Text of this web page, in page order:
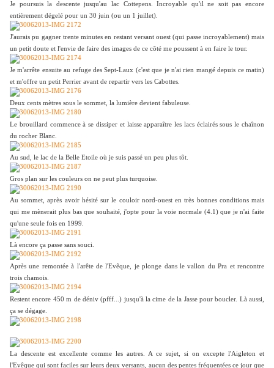
Je poursuis la descente jusqu'au lac Cottepens. Incroyable qu'il ne soit pas encore
entièrement dégelé pour un 30 juin (ou un 1 juillet).
J'aurais pu gagner trente minutes en restant versant ouest (qui passe incroyablement) mais
un petit doute et l'envie de faire des images de ce côté me poussent à en faire le tour.
Je m'arrête ensuite au refuge des Sept-Laux (c'est que je n'ai rien mangé depuis ce matin)
et m'offre un petit Perrier avant de repartir vers les Cabottes.
Deux cents mètres sous le sommet, la lumière devient fabuleuse.
Le brouillard commence à se dissiper et laisse apparaître les lacs éclairés sous le chaînon
du rocher Blanc.
Au sud, le lac de la Belle Etoile où je suis passé un peu plus tôt.
Gros plan sur les couleurs on ne peut plus turquoise.
Au sommet, après avoir hésité sur le couloir nord-ouest en très bonnes conditions mais
qui me mènerait plus bas que souhaité, j'opte pour la voie normale (4.1) que je n'ai faite
qu'une seule fois en 1999.
Là encore ça passe sans souci.
Après une remontée à l'arête de l'Evêque, je plonge dans le vallon du Pra et rencontre
trois chamois.
Restent encore 450 m de déniv (pfff...) jusqu'à la cime de la Jasse pour boucler. Là aussi,
ça se dégage.
La descente est excellente comme les autres. A ce sujet, si on excepte l'Aigleton et
l'Evêque qui sont faciles sur leurs deux versants, aucun des pentes fréquentées ce jour que